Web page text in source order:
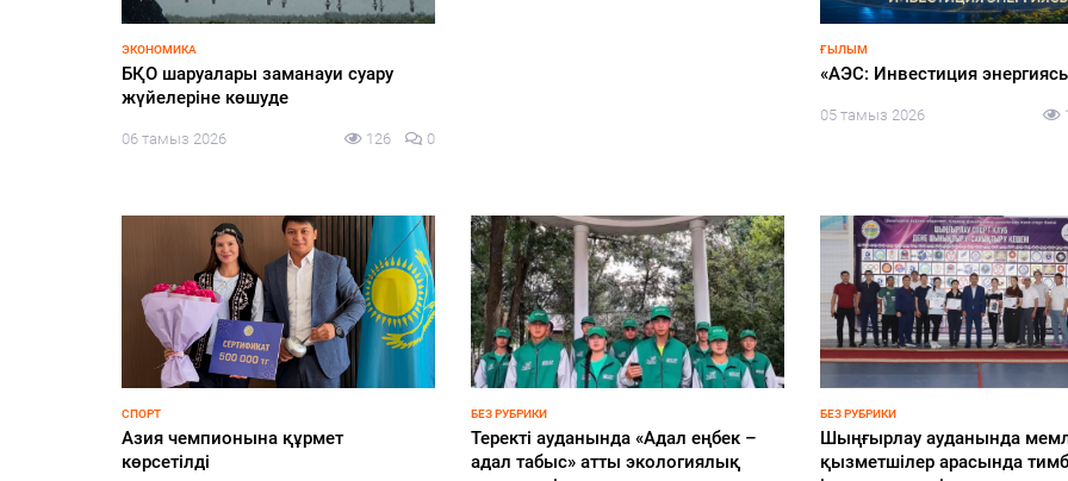
ЭКОНОМИКА
БҚО шаруалары заманауи суару
жүйелеріне көшуде
06 тамыз 2026 126 0
СПОРТ
Азия чемпионына құрмет
көрсетілді
БЕЗ РУБРИКИ
Теректі ауданында «Адал еңбек –
адал табыс» атты экологиялық
ҒЫЛЫМ
«АЭС: Инвестиция
05 тамыз 2026
БЕЗ РУБРИКИ
Шыңғырлау ауданында
қызметшілер арасында